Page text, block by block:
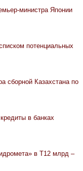
министра Японии
потенциальных
сборной Казахстана по
в банках
в Т12 млрд –